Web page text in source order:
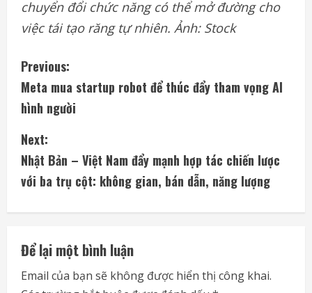
chuyển đổi chức năng có thể mở đường cho
việc tái tạo răng tự nhiên. Ảnh: Stock
C
o
n
t
i
n
u
e
Previous:
Meta mua startup robot để thúc đẩy tham vọng AI
hình người
Next:
Nhật Bản – Việt Nam đẩy mạnh hợp tác chiến lược
với ba trụ cột: không gian, bán dẫn, năng lượng
Để lại một bình luận
Email của bạn sẽ không được hiển thị công khai.